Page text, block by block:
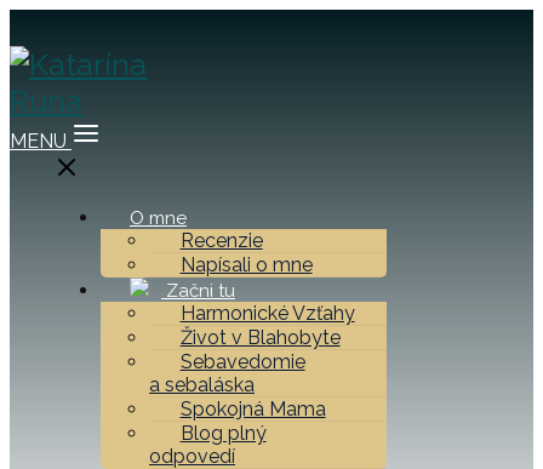
MENU
O mne
Recenzie
Napísali o mne
Začni tu
Harmonické Vzťahy
Život v Blahobyte
Sebavedomie
a sebaláska
Spokojná Mama
Blog plný
odpovedí